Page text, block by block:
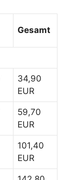
Gesamt
34,90
EUR
59,70
EUR
101,40
EUR